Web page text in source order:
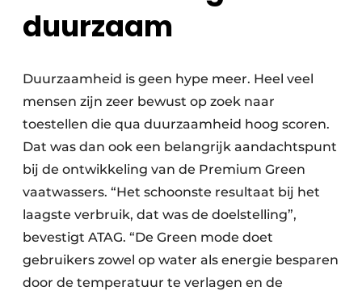
duurzaam
Duurzaamheid is geen hype meer. Heel veel
mensen zijn zeer bewust op zoek naar
toestellen die qua duurzaamheid hoog scoren.
Dat was dan ook een belangrijk aandachtspunt
bij de ontwikkeling van de Premium Green
vaatwassers. “Het schoonste resultaat bij het
laagste verbruik, dat was de doelstelling”,
bevestigt ATAG. “De Green mode doet
gebruikers zowel op water als energie besparen
door de temperatuur te verlagen en de